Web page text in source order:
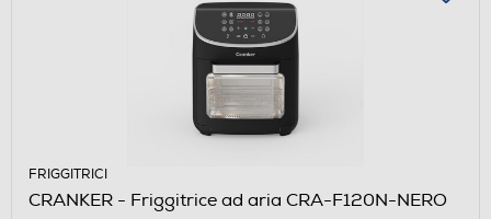
FRIGGITRICI
CRANKER - Friggitrice ad aria CRA-F120N-NERO